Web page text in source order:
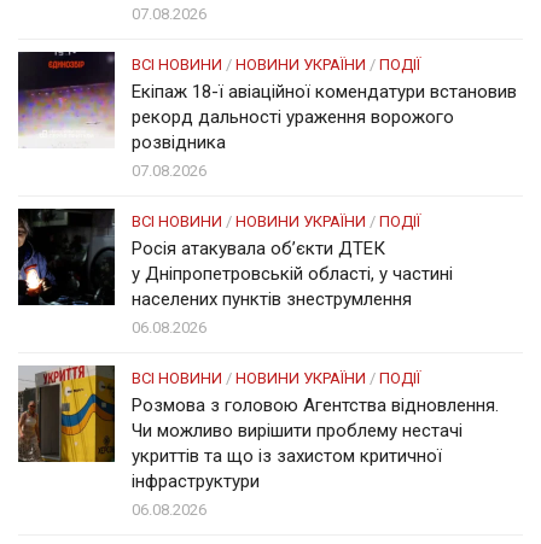
07.08.2026
ВСІ НОВИНИ / НОВИНИ УКРАЇНИ / ПОДІЇ
Екіпаж 18-ї авіаційної комендатури встановив
рекорд дальності ураження ворожого
розвідника
07.08.2026
ВСІ НОВИНИ / НОВИНИ УКРАЇНИ / ПОДІЇ
Росія атакувала об’єкти ДТЕК
у Дніпропетровській області, у частині
населених пунктів знеструмлення
06.08.2026
ВСІ НОВИНИ / НОВИНИ УКРАЇНИ / ПОДІЇ
Розмова з головою Агентства відновлення.
Чи можливо вирішити проблему нестачі
укриттів та що із захистом критичної
інфраструктури
06.08.2026